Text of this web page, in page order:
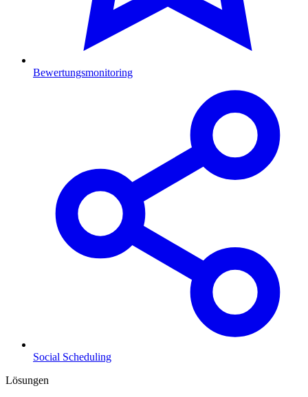
Bewertungsmonitoring
Social Scheduling
Lösungen